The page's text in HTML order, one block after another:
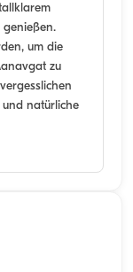
genießen.
um die
zu
und natürliche